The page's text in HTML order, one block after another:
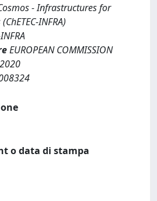
- Infrastructures for
INFRA)
EUROPEAN COMMISSION
o data di stampa